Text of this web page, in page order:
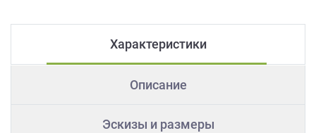
Характеристики
Описание
Эскизы и размеры